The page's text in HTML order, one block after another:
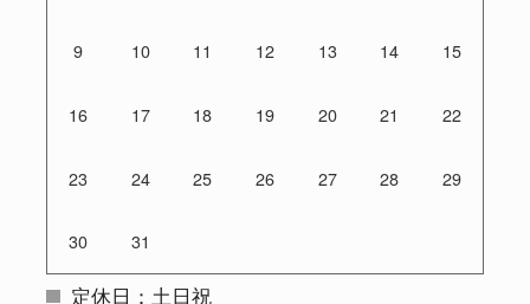
9 10 11 12 13 14 15
16 17 18 19 20 21 22
23 24 25 26 27 28 29
30 31
定休日：土日祝